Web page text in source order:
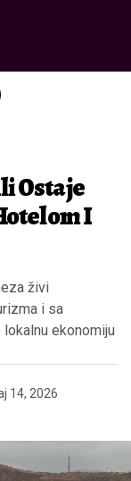
Ostaje
I
živi
i sa
ekonomiju
14, 2026